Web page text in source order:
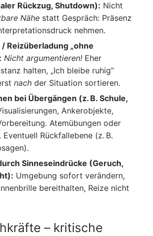
Rückzug, Shutdown): Nicht
Nähe statt Gespräch: Präsenz
nehmen.
Reizüberladung „ohne
Nicht argumentieren! Eher
halten, „Ich bleibe ruhig“
nach der Situation sortieren.
bei Übergängen (z. B. Schule,
Ankerobjekte,
Atemübungen oder
Eventuell Rückfallebene (z. B.
Sinneseindrücke (Geruch,
Umgebung sofort verändern,
bereithalten, Reize nicht
– kritische